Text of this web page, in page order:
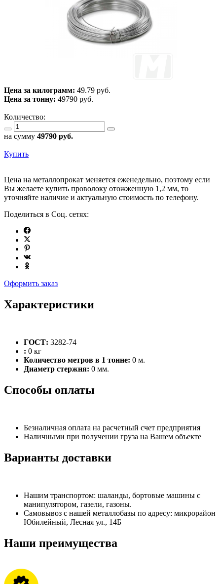
Цена за килограмм: 49.79 руб.
Цена за тонну: 49790 руб.
Количество:
на сумму 49790 руб.
Купить
Цена на металлопрокат меняется еженедельно, поэтому если
Вы желаете купить проволоку отожженную 1,2 мм, то
уточняйте наличие и актуальную стоимость по телефону.
Поделиться в Соц. сетях:
Оформить заказ
Характеристики
ГОСТ: 3282-74
: 0 кг
Количество метров в 1 тонне: 0 м.
Диаметр стержня: 0 мм.
Способы оплаты
Безналичная оплата на расчетный счет предприятия
Наличными при получении груза на Вашем объекте
Варианты доставки
Нашим транспортом: шаланды, бортовые машины с
манипулятором, газели, газоны.
Самовывоз с нашей металлобазы по адресу: микрорайон
Юбилейный, Лесная ул., 14Б
Наши преимущества